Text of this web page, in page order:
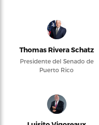
Thomas Rivera Schatz
Presidente del Senado de
Puerto Rico